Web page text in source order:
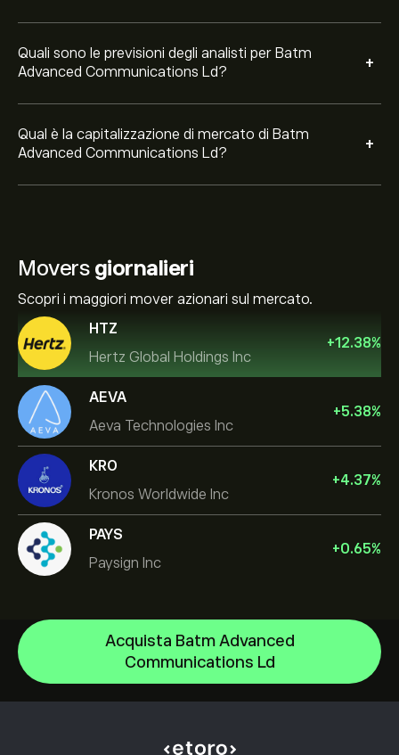
Quali sono le previsioni degli analisti per Batm
Advanced Communications Ld?
+
Qual è la capitalizzazione di mercato di Batm
Advanced Communications Ld?
+
Movers giornalieri
Scopri i maggiori mover azionari sul mercato.
HTZ
Hertz Global Holdings Inc
+12.38%
AEVA
Aeva Technologies Inc
+5.38%
KRO
Kronos Worldwide Inc
+4.37%
PAYS
Paysign Inc
+0.65%
Acquista Batm Advanced
Communications Ld
NVIDIA Corporation
Amazon.com Inc